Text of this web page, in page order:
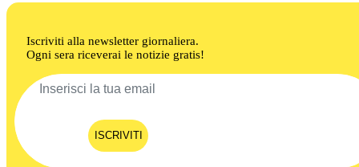
Iscriviti alla newsletter giornaliera.
Ogni sera riceverai le notizie gratis!
ISCRIVITI